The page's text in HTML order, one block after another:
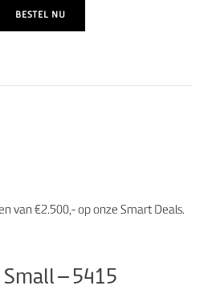
BESTEL NU
van €2.500,- op onze Smart Deals.
Small – 5415